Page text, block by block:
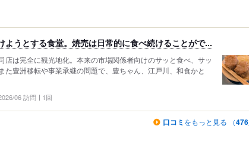
ようとする食堂。焼売は日常的に食べ続けることがで...
店は完全に観光地化。本来の市場関係者向けのサッと食べ、サッ
た豊洲移転や事業承継の問題で、豊ちゃん、江戸川、和食かと
06 訪問 1回
口コミ をもっと見る （476